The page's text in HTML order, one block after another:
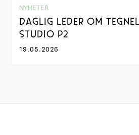
NYHETER
DAGLIG LEDER OM
STUDIO P2
19.05.2026